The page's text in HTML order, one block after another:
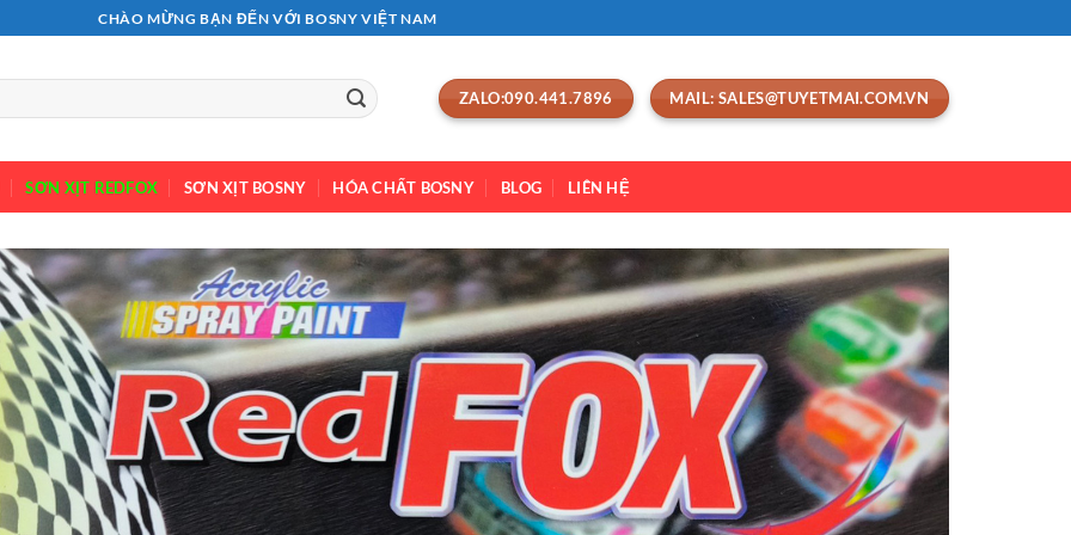
CHÀO MỪNG BẠN ĐẾN VỚI BOSNY VIỆT NAM
ZALO:090.441.7896 MAIL: SALES@TUYETMAI.COM.VN
SƠN XỊT REDFOX SƠN XỊT BOSNY HÓA CHẤT BOSNY BLOG LIÊN HỆ